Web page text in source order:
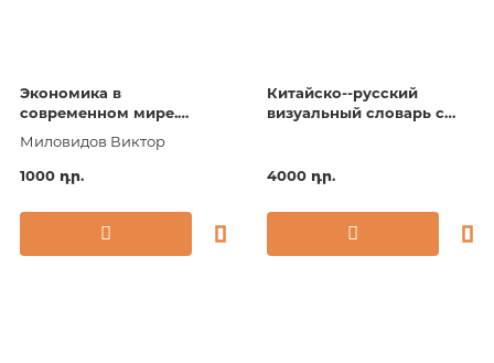
Экономика в
современном мире.
World.
Миловидов Виктор
1000 դր.
Китайско--русский
визуальный словарь с
4000 դր.